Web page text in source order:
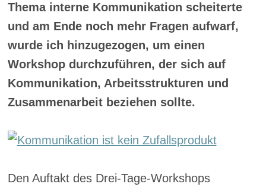
Thema interne Kommunikation scheiterte
und am Ende noch mehr Fragen aufwarf,
wurde ich hinzugezogen, um einen
Workshop durchzuführen, der sich auf
Kommunikation, Arbeitsstrukturen und
Zusammenarbeit beziehen sollte.
Den Auftakt des Drei-Tage-Workshops